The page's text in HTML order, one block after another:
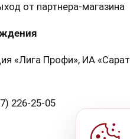
от партнера-магазина
«Лига Профи», ИА
226-25-05